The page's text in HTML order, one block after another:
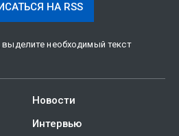
НА RSS
необходимый текст
Новости
Интервью